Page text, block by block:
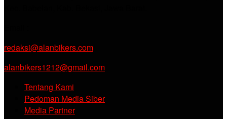
redaksi@alanbikers.com
alanbikers1212@gmail.com
Tentang Kami
Pedoman Media Siber
Media Partner